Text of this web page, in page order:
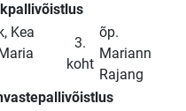
Kea
3.
koht
õp.
Mariann
Rajang